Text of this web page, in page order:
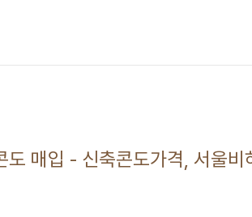
매입 - 신축콘도가격, 서울